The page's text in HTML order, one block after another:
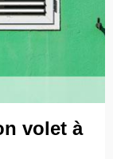
volet à